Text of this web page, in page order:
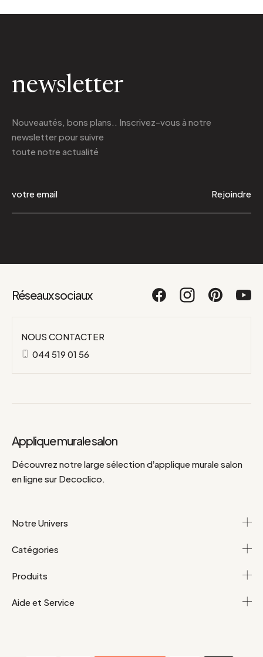
newsletter
Nouveautés, bons plans.. Inscrivez-vous à notre
newsletterpour suivre
toute notre actualité
Rejoindre
Réseaux sociaux
NOUS CONTACTER
044 519 01 56
Applique murale salon
Découvrez notre large sélection d’applique murale salon
en ligne sur Decoclico.
Notre Univers
Catégories
Produits
Aide et Service